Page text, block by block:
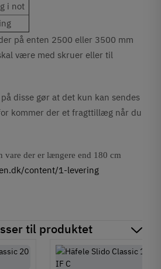
i not
på enten 2500 eller 3500 mm
være med skruer eller til
disse gør at det kun kan sendes
kommer der et fragttillæg når du
vare der er længere end 180 cm
content/1-levering
til produktet